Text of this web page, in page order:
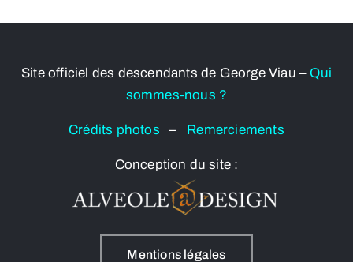
Site officiel des descendants de George Viau – Qui
sommes-nous ?
Crédits photos– Remerciements
Conception du site :
Mentions légales